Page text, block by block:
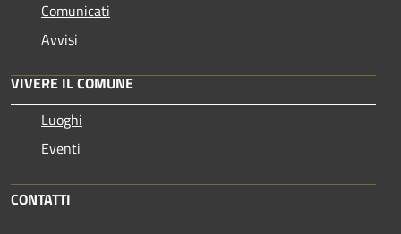
Comunicati
Avvisi
VIVERE IL COMUNE
Luoghi
Eventi
CONTATTI